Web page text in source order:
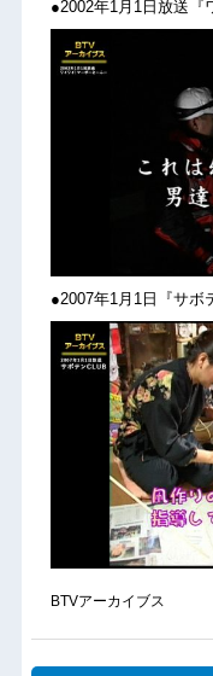
●2002年1月1日放送『
●2007年1月1日『サボ
BTVアーカイブス